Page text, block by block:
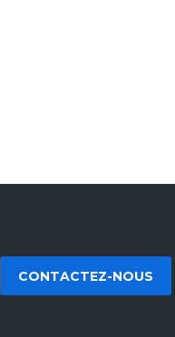
CONTACTEZ-NOUS